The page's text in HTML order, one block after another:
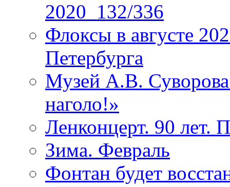
2020_132/336
Флоксы в августе
Петербурга
Музей А.В.
наголо!»
Ленконцерт. 90 лет.
Зима. Февраль
Фонтан будет